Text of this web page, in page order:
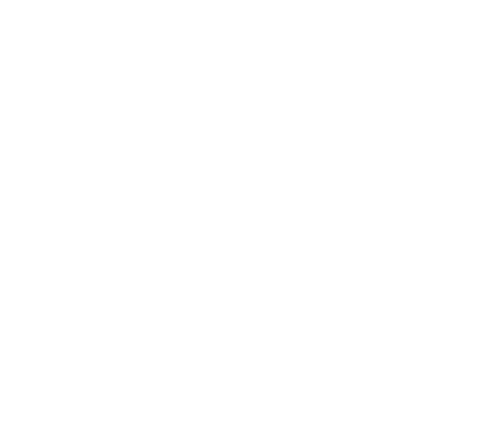
hvor mindste størrelsen på grundene skal være 2.400 m2.